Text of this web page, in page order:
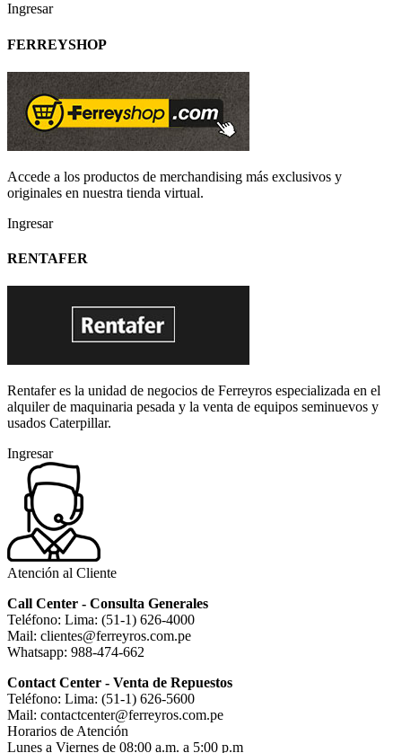
Ingresar
FERREYSHOP
Accede a los productos de merchandising más exclusivos y
originales en nuestra tienda virtual.
Ingresar
RENTAFER
Rentafer es la unidad de negocios de Ferreyros especializada en el
alquiler de maquinaria pesada y la venta de equipos seminuevos y
usados Caterpillar.
Ingresar
Atención al Cliente
Call Center - Consulta Generales
Teléfono: Lima: (51-1) 626-4000
Mail: clientes@ferreyros.com.pe
Whatsapp: 988-474-662
Contact Center - Venta de Repuestos
Teléfono: Lima: (51-1) 626-5600
Mail: contactcenter@ferreyros.com.pe
Horarios de Atención
Lunes a Viernes de 08:00 a.m. a 5:00 p.m